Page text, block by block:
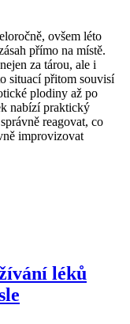
ovšem léto
přímo na místě.
za tárou, ale i
situací přitom souvisí
plodiny až po
nabízí praktický
reagovat, co
improvizovat
léků